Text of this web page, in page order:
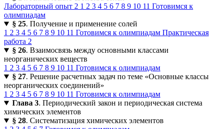
Лабораторный опыт 2 1 2 3 4 5 6 7 8 9 10 11 Готовимся к
олимпиадам
§ 25. Получение и применение солей
1 2 3 4 5 6 7 8 9 10 11 Готовимся к олимпиадам Практическая
работа 2
§ 26. Взаимосвязь между основными классами
неорганических веществ
1 2 3 4 5 6 7 8 9 10 11 Готовимся к олимпиадам
§ 27. Решение расчетных задач по теме «Основные классы
неорганических соединений»
1 2 3 4 5 6 7 8 9 10 11 Готовимся к олимпиадам
Глава 3. Периодический закон и периодическая система
химических элементов
§ 28. Систематизация химических элементов